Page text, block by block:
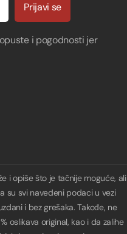
Prijavi se
i pogodnosti jer
i opiše što je tačnije moguće, ali
su svi navedeni podaci u vezi
i bez grešaka. Takođe, ne
oslikava original, kao i da zalihe